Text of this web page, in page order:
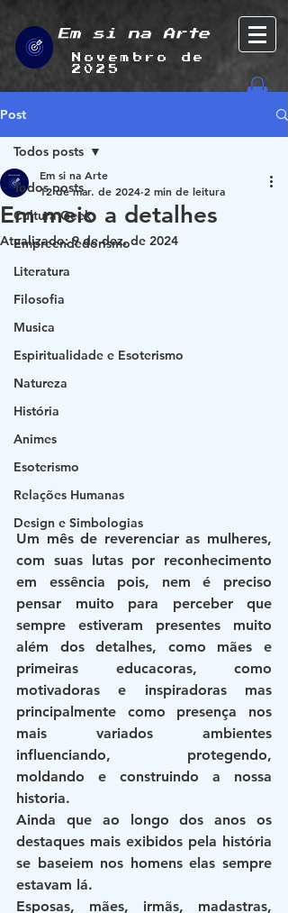
Em si na Arte
Novembro de
2025
Post
Todos posts
Cultura Geek
Empreendedorismo
Literatura
Filosofia
Musica
Espiritualidade e Esoterismo
Natureza
História
Animes
Esoterismo
Relações Humanas
Design e Simbologias
Todos posts
Em meio a detalhes
Em si na Arte
12 de mar. de 2024 2 min de leitura
Atualizado:9 de dez. de 2024
Um mês de reverenciar as mulheres,
com suas lutas por reconhecimento
em essência pois, nem é preciso
pensar muito para perceber que
sempre estiveram presentes muito
além dos detalhes, como mães e
primeiras educacoras, como
motivadoras e inspiradoras mas
principalmente como presença nos
mais variados ambientes
influenciando, protegendo,
moldando e construindo a nossa
historia.
Ainda que ao longo dos anos os
destaques mais exibidos pela história
se baseiem nos homens elas sempre
estavam lá.
Esposas, mães, irmãs, madastras,